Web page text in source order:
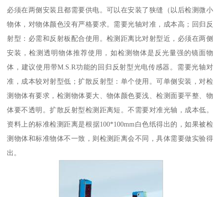
必须在两侧安装且都需要供电。可以在安装了狭缝（以后检测微小
物体，对物体颜色没有严格要求。需要光轴对准，成本高；回归反
射型：必需和反射板配合使用。检测距离比对射型近，必须在两侧
安装，检测透明物体推荐使用，如检测物体是反光量强的镜面物
体，建议使用带M.S.R功能的回归反射型光电传感器。需要光轴对
准，成本较对射型低；扩散反射型：单个使用。可单侧安装，对检
测物体有要求，检测物体要大、物体颜色要浅、检测面要平整、物
体要不透明。扩散反射型检测距离短。不需要对准光轴，成本低。
资料上的标准检测距离是根据100*100mm白色纸得出的，如果被检
测物体和标准物体不一致，则检测距离会不同，具体需要做实验得
出。